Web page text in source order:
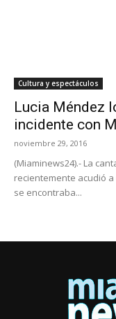
Cultura y espectáculos
Lucia Méndez
incidente con
noviembre 29, 2016
(Miaminews24).- La
recientemente acudió a
se encontraba...